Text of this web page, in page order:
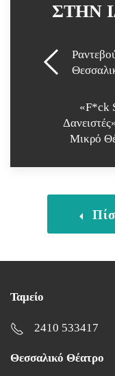
ΣΤΗΝ
«F*ck
Μικρό
Ταμείο
2410 533417
Θεσσαλικό Θέατρο